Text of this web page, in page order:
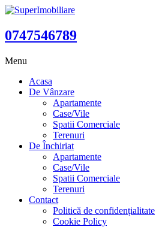
0747546789
Menu
Acasa
De Vânzare
Apartamente
Case/Vile
Spatii Comerciale
Terenuri
De Închiriat
Apartamente
Case/Vile
Spatii Comerciale
Terenuri
Contact
Politică de confidențialitate
Cookie Policy